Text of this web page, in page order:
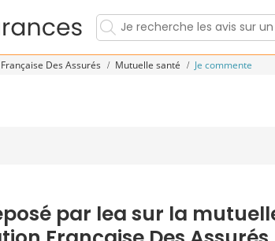
Des Assurés Mutuelle santé Je commente
par lea sur la